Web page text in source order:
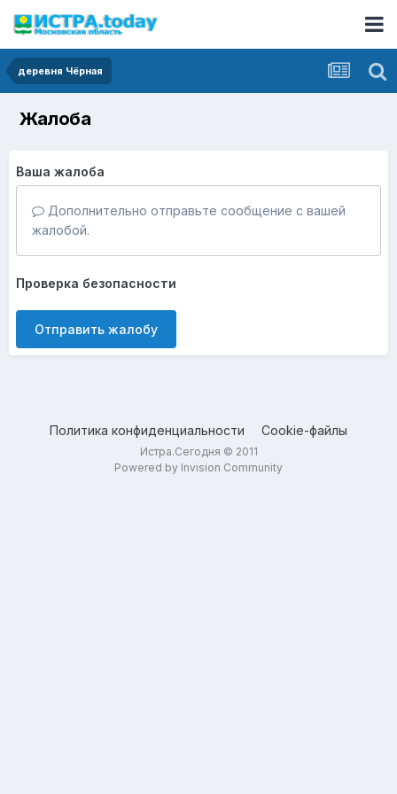
деревня Чёрная
Жалоба
Ваша жалоба
Дополнительно отправьте сообщение с вашей
жалобой.
Проверка безопасности
Отправить жалобу
Политика конфиденциальности Cookie-файлы
Истра.Сегодня © 2011
Powered by Invision Community